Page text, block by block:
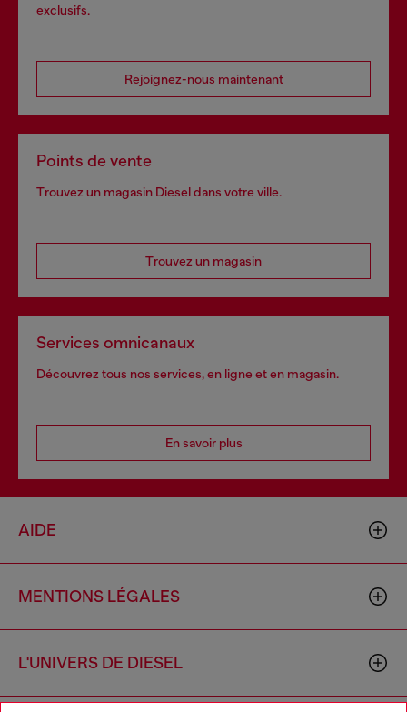
exclusifs.
Rejoignez-nous maintenant
Points de vente
Trouvez un magasin Diesel dans votre ville.
Trouvez un magasin
Services omnicanaux
Découvrez tous nos services, en ligne et en magasin.
En savoir plus
AIDE
MENTIONS LÉGALES
L'UNIVERS DE DIESEL